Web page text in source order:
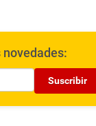
Suscribir